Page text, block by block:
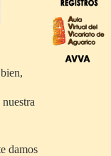
damos